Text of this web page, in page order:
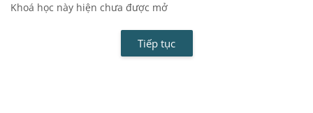
Khoá học này hiện chưa được mở
Tiếp tục